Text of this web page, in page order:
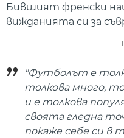
Бившият френски
вижданията си за
"Футболът е
толкова много,
и е толкова
своята гледна
покаже себе си в